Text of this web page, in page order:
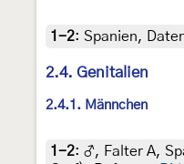
1-2: Spanien,
2.4. Genitalien
2.4.1. Männchen
1-2: ♂, Falter A,